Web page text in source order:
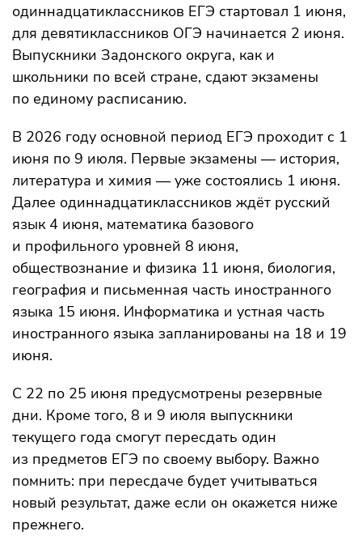
одиннадцатиклассников ЕГЭ стартовал 1 июня,
для девятиклассников ОГЭ начинается 2 июня.
Выпускники Задонского округа, как и
школьники по всей стране, сдают экзамены
по единому расписанию.
В 2026 году основной период ЕГЭ проходит с 1
июня по 9 июля. Первые экзамены — история,
литература и химия — уже состоялись 1 июня.
Далее одиннадцатиклассников ждёт русский
язык 4 июня, математика базового
и профильного уровней 8 июня,
обществознание и физика 11 июня, биология,
география и письменная часть иностранного
языка 15 июня. Информатика и устная часть
иностранного языка запланированы на 18 и 19
июня.
С 22 по 25 июня предусмотрены резервные
дни. Кроме того, 8 и 9 июля выпускники
текущего года смогут пересдать один
из предметов ЕГЭ по своему выбору. Важно
помнить: при пересдаче будет учитываться
новый результат, даже если он окажется ниже
прежнего.